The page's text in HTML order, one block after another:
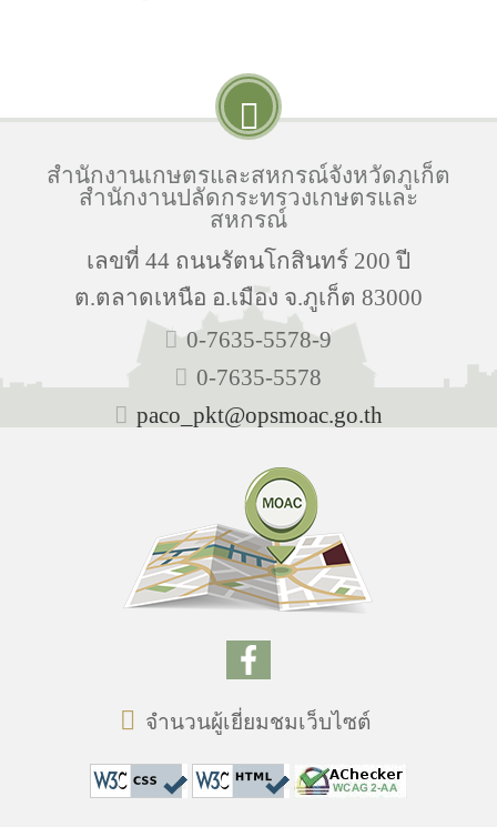
สำนักงานเกษตรและสหกรณ์จังหวัดภูเก็ต
สำนักงานปลัดกระทรวงเกษตรและ
สหกรณ์
เลขที่ 44 ถนนรัตนโกสินทร์ 200 ปี
ต.ตลาดเหนือ อ.เมือง จ.ภูเก็ต 83000
0-7635-5578-9
0-7635-5578
paco_pkt@opsmoac.go.th
จำนวนผู้เยี่ยมชมเว็บไซต์